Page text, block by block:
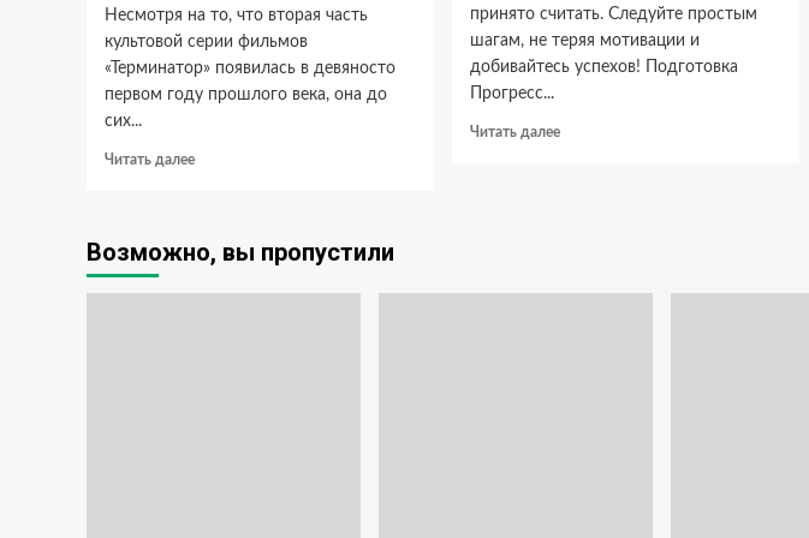
Несмотря на то, что вторая часть
культовой серии фильмов
«Терминатор» появилась в девяносто
первом году прошлого века, она до
сих...
Читать далееПрочитать
характеристики
автомата
Terminator-
принято считать. Следуйте простым
шагам, не теряя мотивации и
добивайтесь успехов! Подготовка
Прогресс...
Читать далееПрочитать
Возможно, вы пропустили